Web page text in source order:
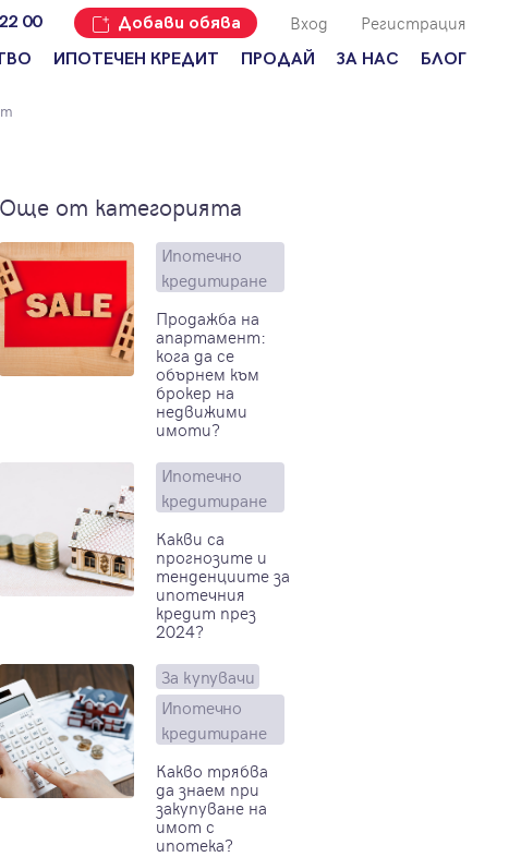
00 Добави обява Вход Регистрация
ИПОТЕЧЕН КРЕДИТ ПРОДАЙ
имот с
Адрес?
ЗА НАС БЛОГ
Още от категорията
Ипотечно
кредитиране
Продажба на
апартамент:
кога да се
обърнем към
брокер на
недвижими
имоти?
Ипотечно
кредитиране
Какви са
прогнозите и
тенденциите за
ипотечния
кредит през
2024?
За купувачи
Ипотечно
кредитиране
Какво трябва
да знаем при
закупуване на
имот с
ипотека?